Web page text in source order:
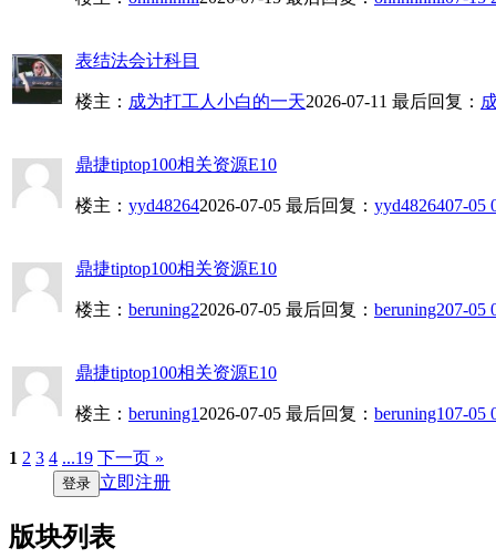
表结法会计科目
楼主： 成为打工人小白的一天2026-07-11 最后回复：
鼎捷tiptop100相关资源E10
楼主： yyd482642026-07-05 最后回复： yyd4826407-05
鼎捷tiptop100相关资源E10
楼主： beruning22026-07-05 最后回复： beruning207-05
鼎捷tiptop100相关资源E10
楼主： beruning1 2026-07-05 最后回复： beruning107-05
1 2 3 4 ...19 下一页 »
登录 立即注册
版块列表